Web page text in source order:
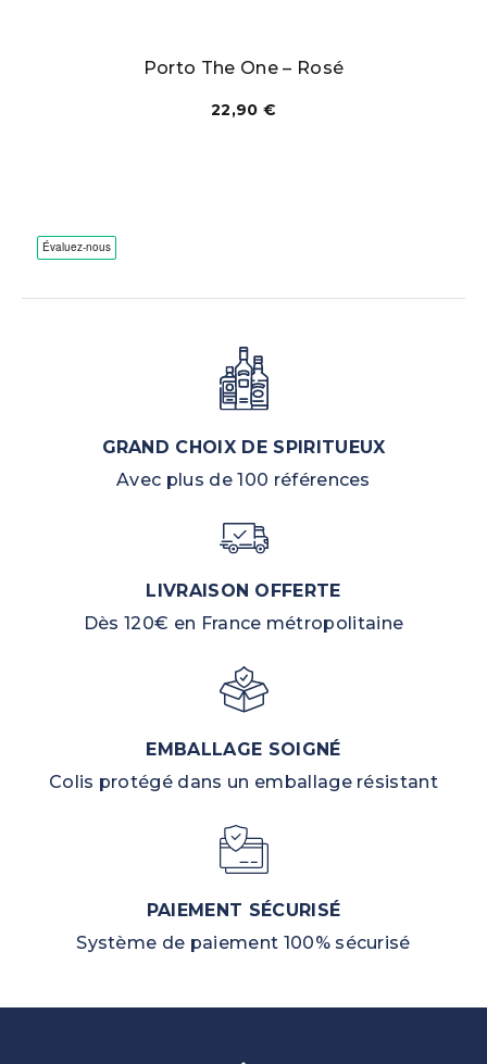
Porto The One – Rosé
22,90 €
GRAND CHOIX DE SPIRITUEUX
Avec plus de 100 références
LIVRAISON OFFERTE
Dès 120€ en France métropolitaine
EMBALLAGE SOIGNÉ
Colis protégé dans un emballage résistant
PAIEMENT SÉCURISÉ
Système de paiement 100% sécurisé